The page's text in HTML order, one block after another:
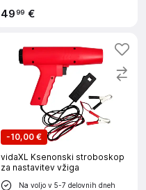
4999 €
-10,00 €
vidaXL Ksenonski stroboskop
za nastavitev vžiga
Na voljo v 5-7 delovnih dneh